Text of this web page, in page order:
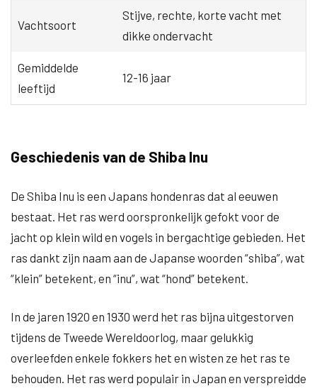
Vachtsoort
Stijve, rechte, korte vacht met
dikke ondervacht
Gemiddelde
leeftijd
12-16 jaar
Geschiedenis van de Shiba Inu
De Shiba Inu is een Japans hondenras dat al eeuwen
bestaat. Het ras werd oorspronkelijk gefokt voor de
jacht op klein wild en vogels in bergachtige gebieden. Het
ras dankt zijn naam aan de Japanse woorden “shiba”, wat
“klein” betekent, en “inu”, wat “hond” betekent.
In de jaren 1920 en 1930 werd het ras bijna uitgestorven
tijdens de Tweede Wereldoorlog, maar gelukkig
overleefden enkele fokkers het en wisten ze het ras te
behouden. Het ras werd populair in Japan en verspreidde